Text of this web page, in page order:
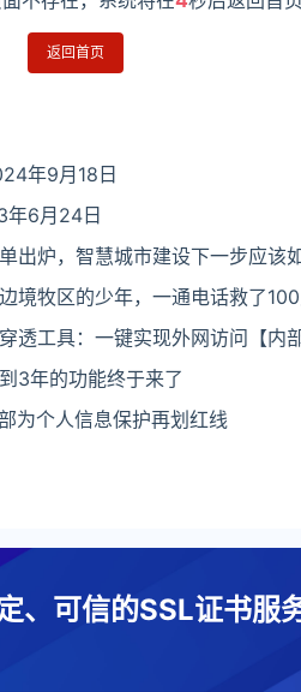
返回首页
年9月18日
年6月24日
出炉，智慧城市建设下一步应该
境牧区的少年，一通电话救了
透工具：一键实现外网访问【内
3年的功能终于来了​
为个人信息保护再划红线
、可信的SSL证书服